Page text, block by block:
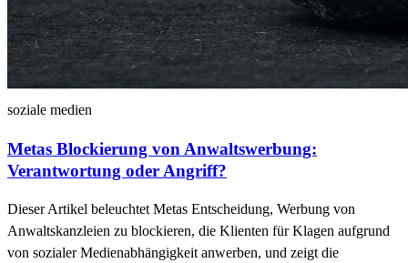
soziale medien
Metas Blockierung von Anwaltswerbung:
Verantwortung oder Angriff?
Dieser Artikel beleuchtet Metas Entscheidung, Werbung von
Anwaltskanzleien zu blockieren, die Klienten für Klagen aufgrund
von sozialer Medienabhängigkeit anwerben, und zeigt die